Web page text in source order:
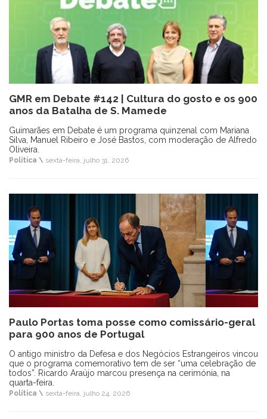
GMR em Debate #142 | Cultura do gosto e os 900
anos da Batalha de S. Mamede
Guimarães em Debate é um programa quinzenal com Mariana
Silva, Manuel Ribeiro e José Bastos, com moderação de Alfredo
Oliveira.
Política \ sexta-feira, julho 31, 2026
Paulo Portas toma posse como comissário-geral
para 900 anos de Portugal
O antigo ministro da Defesa e dos Negócios Estrangeiros vincou
que o programa comemorativo tem de ser “uma celebração de
todos”. Ricardo Araújo marcou presença na cerimónia, na
quarta-feira.
Política \ sexta-feira, julho 24, 2026